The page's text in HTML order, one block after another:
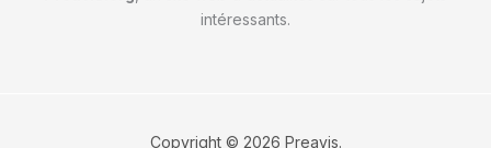
intéressants.
Copyright © 2026 Preavis.